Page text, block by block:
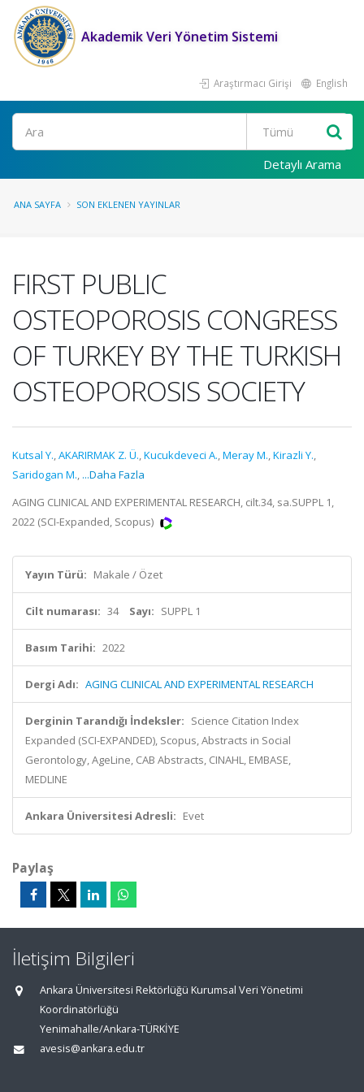
Akademik Veri Yönetim Sistemi
Araştırmacı Girişi English
Ara
Detaylı Arama
ANA SAYFA SON EKLENEN YAYINLAR
FIRST PUBLIC
OSTEOPOROSIS CONGRESS
OF TURKEY BY THE TURKISH
OSTEOPOROSIS SOCIETY
Kutsal Y.,AKARIRMAK Z. Ü.,Kucukdeveci A.,Meray M.,Kirazli Y.,
Saridogan M., ...Daha Fazla
AGING CLINICAL AND EXPERIMENTAL RESEARCH, cilt.34, sa.SUPPL 1,
2022 (SCI-Expanded, Scopus)
Yayın Türü: Makale / Özet
Cilt numarası: 34 Sayı: SUPPL 1
Basım Tarihi: 2022
Dergi Adı: AGING CLINICAL AND EXPERIMENTAL RESEARCH
Derginin Tarandığı İndeksler: Science Citation Index
Expanded (SCI-EXPANDED), Scopus, Abstracts in Social
Gerontology, AgeLine, CAB Abstracts, CINAHL, EMBASE,
MEDLINE
Ankara Üniversitesi Adresli: Evet
Paylaş
İletişim Bilgileri
Ankara Üniversitesi Rektörlüğü Kurumsal Veri Yönetimi
Koordinatörlüğü
Yenimahalle/Ankara-TÜRKİYE
avesis@ankara.edu.tr